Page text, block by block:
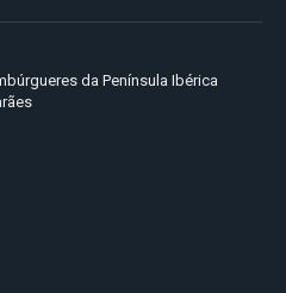
da Península Ibérica